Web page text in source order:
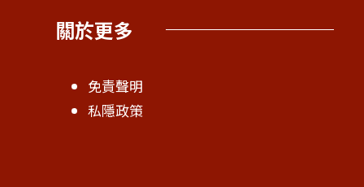
關於更多
免責聲明
私隱政策